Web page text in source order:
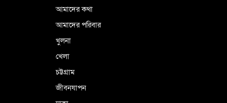
আমাদের কথা
আমাদের পরিবার
খুলনা
খেলা
চট্টগ্রাম
জীবনযাপন